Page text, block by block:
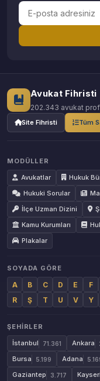
Avukat Fihristi
202.343 avukat
Site Fihristi Tüm
MODÜLLER
Avukatlar
Hukuk
Hukuki Sorular
İlçe Uzman Dizini
Kamu Kurumları
Plakalar
SOYADA GÖRE
A B C D E F
R
Ş T U V Y
ŞEHIRLER
İstanbul
71.361 Ankara
Bursa 5.199 Adana
Gaziantep 3.717 Kayseri